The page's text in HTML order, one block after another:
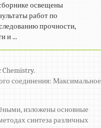
освещены
работ по
прочности,
и ...
Chemistry.
соединения: Максимальное
изложены основные
синтеза различных